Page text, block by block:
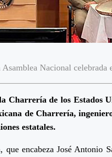
Nacional celebrada
Charrería de los Estados
de Charrería,
estatales.
encabeza José Antonio